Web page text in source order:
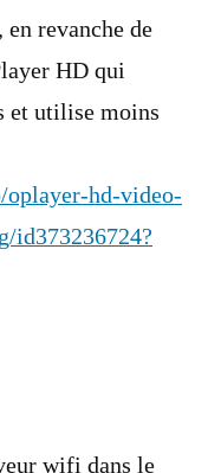
revanche de
HD qui
et utilise moins
hd-video-
id373236724?
wifi dans le